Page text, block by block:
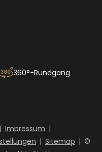
360°-Rundgang
| Impressum |
| Sitemap | ©